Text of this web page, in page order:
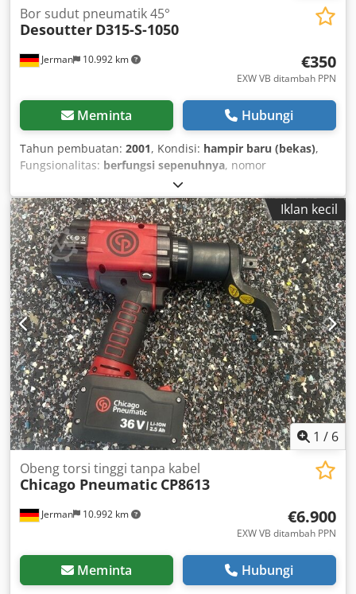
Jerman 10.992 km
Bor sudut pneumatik 45°
Desoutter D315-S-1050
€350
EXW VB ditambah PPN
Meminta Hubungi
Tahun pembuatan: 2001, Kondisi: hampir baru (bekas),
Fungsionalitas: berfungsi sepenuhnya, nomor
, From our demonstration tool
inventory, inspected and fully functional: new Desoutter
D315-S-1050 45° pneumatic angle drill with push-button
start Power output: 280 W No-load speed: 1050 rpm
Length: 291 mm Weight: 0.90 kg Other tools for industrial
production and maintenance available on request. Csdpfx
Aev Inwzoipoha
Iklan kecil
1 / 6
Jerman 10.992 km
Obeng torsi tinggi tanpa kabel
Chicago Pneumatic CP8613
€6.900
EXW VB ditambah PPN
Meminta Hubungi